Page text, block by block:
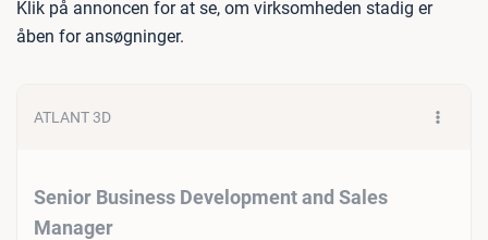
Klik på annoncen for at se, om virksomheden stadig er
åben for ansøgninger.
ATLANT 3D
Senior Business Development and Sales
Manager